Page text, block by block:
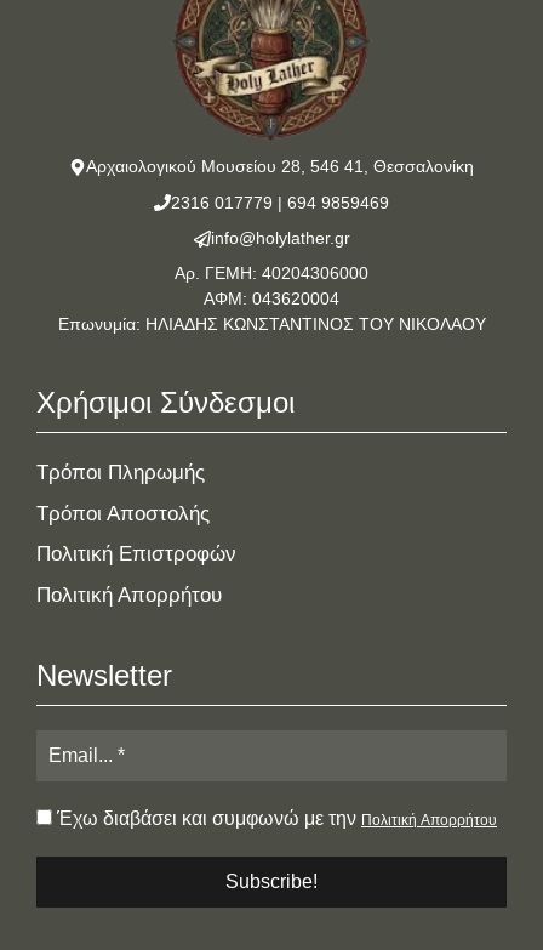
Αρχαιολογικού Μουσείου 28, 546 41, Θεσσαλονίκη
2316 017779 | 694 9859469
info@holylather.gr
Αρ. ΓΕΜΗ: 40204306000
ΑΦΜ: 043620004
Επωνυμία: ΗΛΙΑΔΗΣ ΚΩΝΣΤΑΝΤΙΝΟΣ ΤΟΥ ΝΙΚΟΛΑΟΥ
Χρήσιμοι Σύνδεσμοι
Τρόποι Πληρωμής
Τρόποι Αποστολής
Πολιτική Επιστροφών
Πολιτική Απορρήτου
Newsletter
Έχω διαβάσει και συμφωνώ με την Πολιτική Απορρήτου